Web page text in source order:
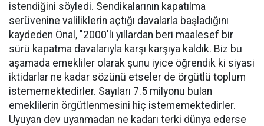
istendiğini söyledi. Sendikalarının kapatılma
serüvenine valiliklerin açtığı davalarla başladığını
kaydeden Önal, "2000'li yıllardan beri maalesef bir
sürü kapatma davalarıyla karşı karşıya kaldık. Biz bu
aşamada emekliler olarak şunu iyice öğrendik ki siyasi
iktidarlar ne kadar sözünü etseler de örgütlü toplum
istememektedirler. Sayıları 7.5 milyonu bulan
emeklilerin örgütlenmesini hiç istememektedirler.
Uyuyan dev uyanmadan ne kadarı terki dünya ederse